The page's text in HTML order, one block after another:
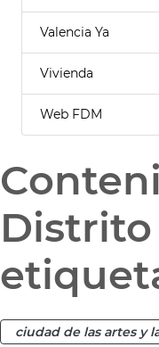
Valencia Ya
Vivienda
Web FDM
Distrito
ciudad de las artes y